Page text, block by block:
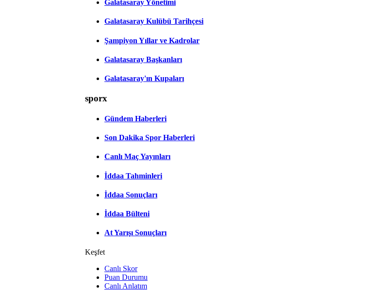
Galatasaray Yönetimi
Galatasaray Kulübü Tarihçesi
Şampiyon Yıllar ve Kadrolar
Galatasaray Başkanları
Galatasaray'ın Kupaları
sporx
Gündem Haberleri
Son Dakika Spor Haberleri
Canlı Maç Yayınları
İddaa Tahminleri
İddaa Sonuçları
İddaa Bülteni
At Yarışı Sonuçları
Keşfet
Canlı Skor
Puan Durumu
Canlı Anlatım